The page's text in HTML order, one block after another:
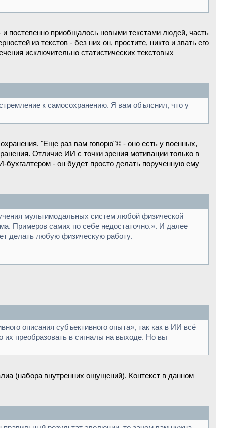
постепенно приобщалось новыми текстами людей, часть
из текстов - без них он, простите, никто и звать его
исключительно статистических текстовых
к самосохранению. Я вам объяснил, что у
"Еще раз вам говорю"© - оно есть у военных,
Отличие ИИ с точки зрения мотивации только в
- он будет просто делать порученную ему
мультимодальных систем любой физической
Примеров самих по себе недостаточно.». И далее
делать любую физическую работу.
описания субъективного опыта», так как в ИИ всё
их преобразовать в сигналы на выходе. Но вы
(набора внутренних ощущений). Контекст в данном